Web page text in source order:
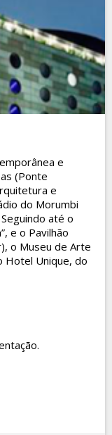
e
(Ponte
e
do Morumbi
até o
e o Pavilhão
o Museu de Arte
Hotel Unique, do